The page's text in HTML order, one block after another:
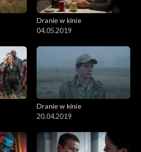
Dranie w kinie
04.05.2019
Dranie w kinie
20.04.2019